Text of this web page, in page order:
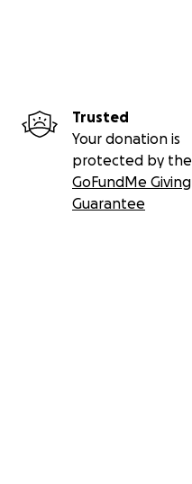
Trusted
Your donation is
protected by the
GoFundMe Giving
Guarantee